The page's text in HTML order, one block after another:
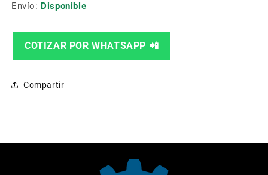
Envío: Disponible
COTIZAR POR WHATSAPP 📲
Compartir